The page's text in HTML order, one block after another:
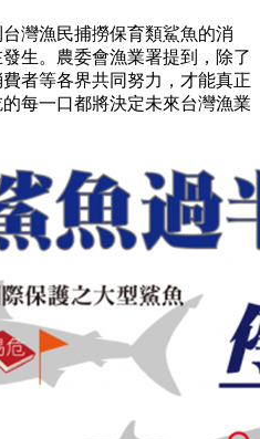
灣漁民捕撈保育類鯊魚的消
生。農委會漁業署提到，除了
者等各界共同努力，才能真正
每一口都將決定未來台灣漁業